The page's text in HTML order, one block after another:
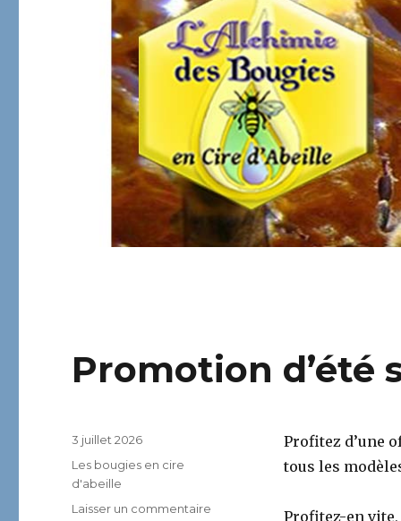
Promotion d’été
Profitez d’une
tous les
Profitez-en vite,
Publié
le
3 juillet 2026
Catégories
Les bougies en cire
d'abeille
Laisser un commentaire